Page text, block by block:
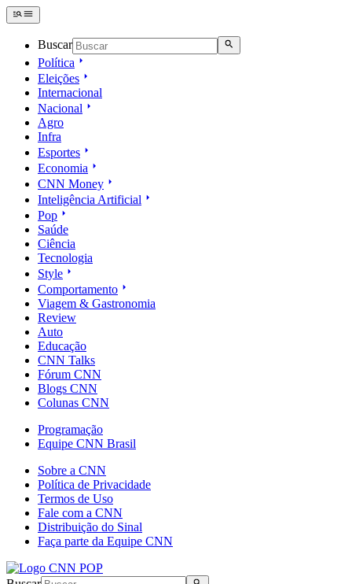
Buscar
Política
Eleições
Internacional
Nacional
Agro
Infra
Esportes
Economia
CNN Money
Inteligência Artificial
Pop
Saúde
Ciência
Tecnologia
Style
Comportamento
Viagem & Gastronomia
Review
Auto
Educação
CNN Talks
Fórum CNN
Blogs CNN
Colunas CNN
Programação
Equipe CNN Brasil
Sobre a CNN
Política de Privacidade
Termos de Uso
Fale com a CNN
Distribuição do Sinal
Faça parte da Equipe CNN